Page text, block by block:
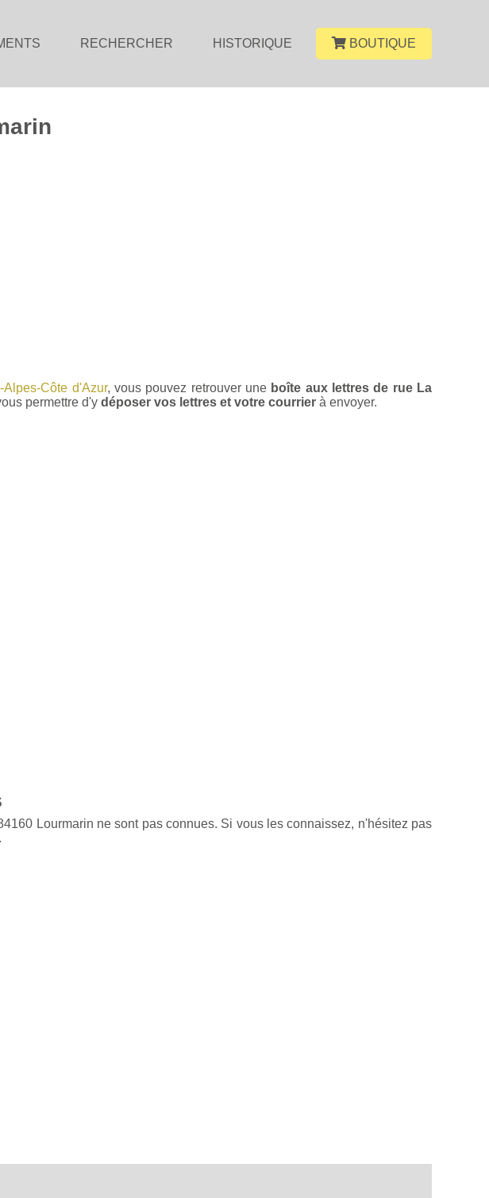
RECHERCHER HISTORIQUE BOUTIQUE
Alpes-Côte d'Azur, vous pouvez retrouver une boîte aux lettres de rue La
permettre d'y déposer vos lettres et votre courrier à envoyer.
Lourmarin ne sont pas connues. Si vous les connaissez, n'hésitez pas